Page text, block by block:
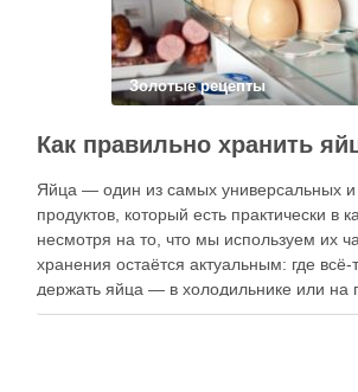
Золотые рецепты
Яйца — один из самых универсальных и
продуктов, который есть практически в
несмотря на то, что мы используем их
хранения остаётся актуальным: где всё-
держать яйца — в холодильнике или на
зависит от нескольких факторов,